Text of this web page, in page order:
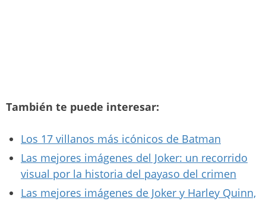
También te puede interesar:
Los 17 villanos más icónicos de Batman
Las mejores imágenes del Joker: un recorrido
visual por la historia del payaso del crimen
Las mejores imágenes de Joker y Harley Quinn,